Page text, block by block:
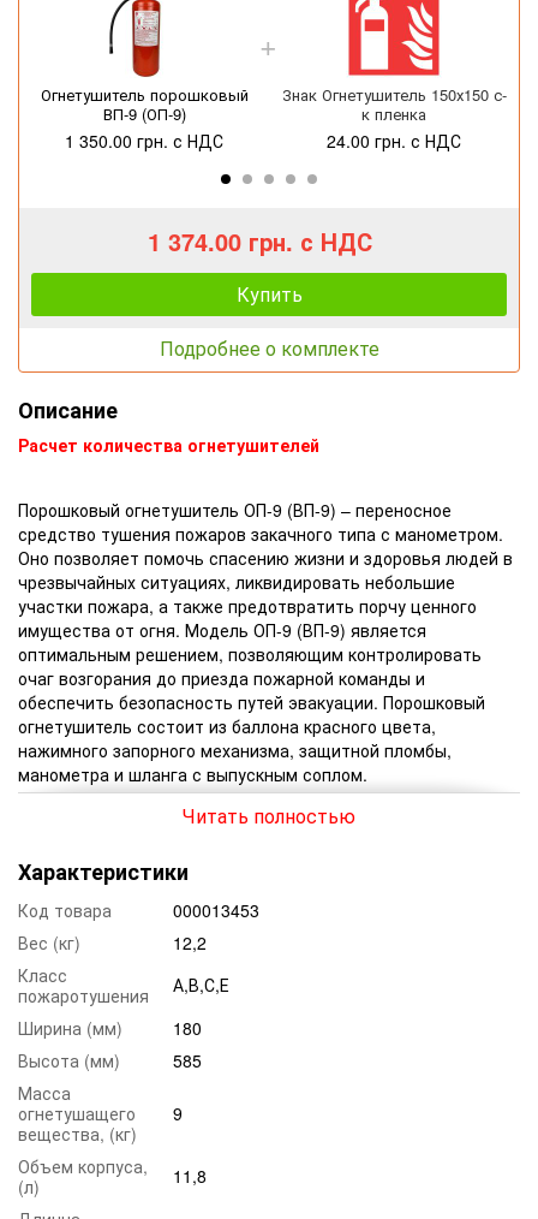
Огнетушитель порошковый
ВП-9 (ОП-9)
1 350.00 грн. с НДС
Знак Огнетушитель 150х150 с-
к пленка
24.00 грн. с НДС
1 374.00 грн. с НДС
Купить
1 476.00 грн. с НДС
Купить
1 760.00 грн. с НДС
Купить
2 523.00 грн. с НДС
Купить
2 235.00 грн. с НДС
Купить
Подробнее о комплекте
Описание
Расчет количества огнетушителей
Порошковый огнетушитель ОП-9 (ВП-9) – переносное
средство тушения пожаров закачного типа с манометром.
Оно позволяет помочь спасению жизни и здоровья людей в
чрезвычайных ситуациях, ликвидировать небольшие
участки пожара, а также предотвратить порчу ценного
имущества от огня. Модель ОП-9 (ВП-9) является
оптимальным решением, позволяющим контролировать
очаг возгорания до приезда пожарной команды и
обеспечить безопасность путей эвакуации. Порошковый
огнетушитель состоит из баллона красного цвета,
нажимного запорного механизма, защитной пломбы,
манометра и шланга с выпускным соплом.
(ВП-9)
Модель порошкового огнетушителя ОП-9 (ВП-9) обладает
следующими техническими характеристиками:
вытесняющее вещество – углекислый газ под
давлением;
вес снаряженного огнетушителя – 12.20 килограмма;
вес тушащего заряда – 9.00 килограмм;
продолжительность выпуска вещества – около 10
секунд;
максимальная площадь тушения – до 45 м.кв.;
Читать полностью
Характеристики
Код товара
000013453
Вес (кг)
12,2
Класс
пожаротушения
А,В,С,Е
Ширина (мм)
180
Высота (мм)
585
Масса
огнетушащего
вещества, (кг)
9
Объем корпуса,
(л)
11,8